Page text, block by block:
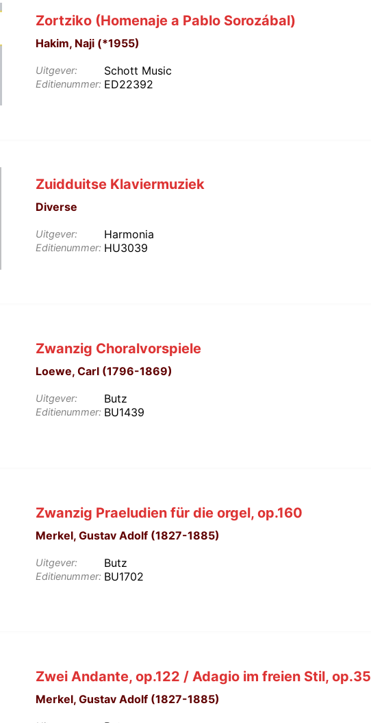
Zortziko (Homenaje a Pablo Sorozábal)
Hakim, Naji (*1955)
Uitgever: Schott Music
Editienummer: ED22392
Zuidduitse Klaviermuziek
Diverse
Uitgever: Harmonia
Editienummer: HU3039
Zwanzig Choralvorspiele
Loewe, Carl (1796-1869)
Uitgever: Butz
Editienummer: BU1439
Zwanzig Praeludien für die orgel, op.160
Merkel, Gustav Adolf (1827-1885)
Uitgever: Butz
Editienummer: BU1702
Zwei Andante, op.122 / Adagio im freien Stil, op.35
Merkel, Gustav Adolf (1827-1885)